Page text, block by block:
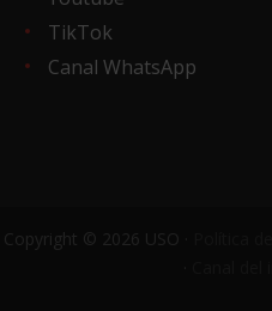
TikTok
Canal WhatsApp
Copyright © 2026 USO ·